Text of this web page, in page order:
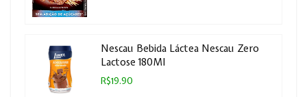
Nescau Bebida Láctea Nescau Zero
Lactose 180Ml
R$19.90